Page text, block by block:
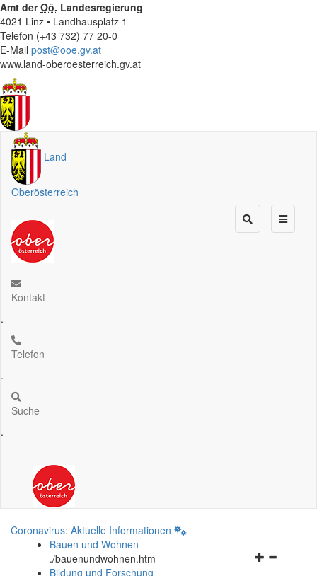
Amt derOö. Landesregierung
4021 Linz • Landhausplatz 1
Telefon (+43 732) 77 20-0
E-Mail post@ooe.gv.at
www.land-oberoesterreich.gv.at
Land
Oberösterreich
Kontakt
.
Telefon
.
Suche
.
Coronavirus: Aktuelle Informationen
Bauen und Wohnen
./bauenundwohnen.htm
Bildung und Forschung